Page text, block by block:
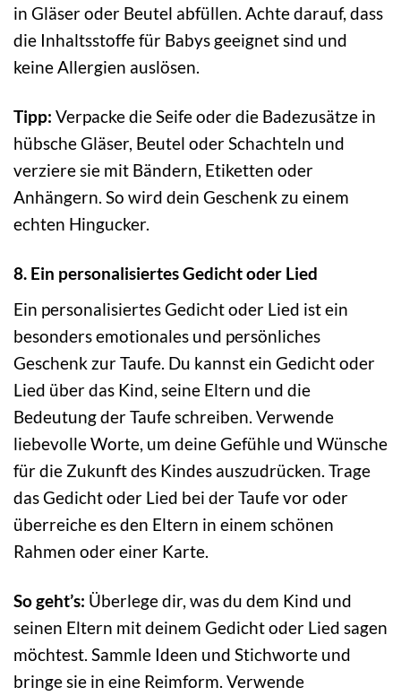
in Gläser oder Beutel abfüllen. Achte darauf, dass
die Inhaltsstoffe für Babys geeignet sind und
keine Allergien auslösen.
Tipp: Verpacke die Seife oder die Badezusätze in
hübsche Gläser, Beutel oder Schachteln und
verziere sie mit Bändern, Etiketten oder
Anhängern. So wird dein Geschenk zu einem
echten Hingucker.
8. Ein personalisiertes Gedicht oder Lied
Ein personalisiertes Gedicht oder Lied ist ein
besonders emotionales und persönliches
Geschenk zur Taufe. Du kannst ein Gedicht oder
Lied über das Kind, seine Eltern und die
Bedeutung der Taufe schreiben. Verwende
liebevolle Worte, um deine Gefühle und Wünsche
für die Zukunft des Kindes auszudrücken. Trage
das Gedicht oder Lied bei der Taufe vor oder
überreiche es den Eltern in einem schönen
Rahmen oder einer Karte.
So geht’s: Überlege dir, was du dem Kind und
seinen Eltern mit deinem Gedicht oder Lied sagen
möchtest. Sammle Ideen und Stichworte und
bringe sie in eine Reimform. Verwende